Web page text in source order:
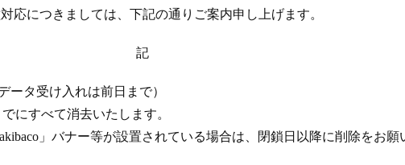
応につきましては、下記の通りご案内申し上げます。
記
ータ受け入れは前日まで）
にすべて消去いたします。
」バナー等が設置されている場合は、閉鎖日以降に削除をお願